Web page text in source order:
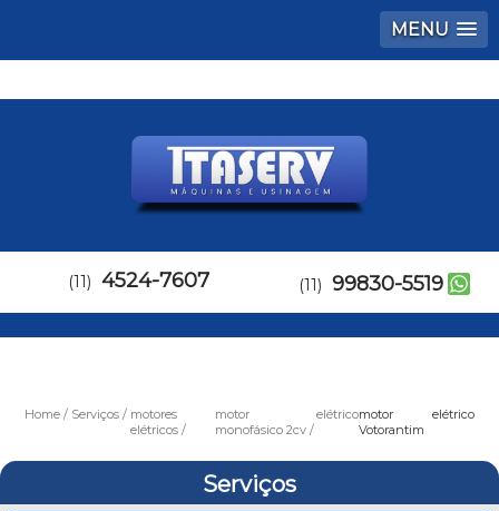
MENU
(11) 4524-7607 (11) 99830-5519
Home Serviços
motores
elétricos
motor elétrico
monofásico 2cv
motor elétrico
Votorantim
Serviços